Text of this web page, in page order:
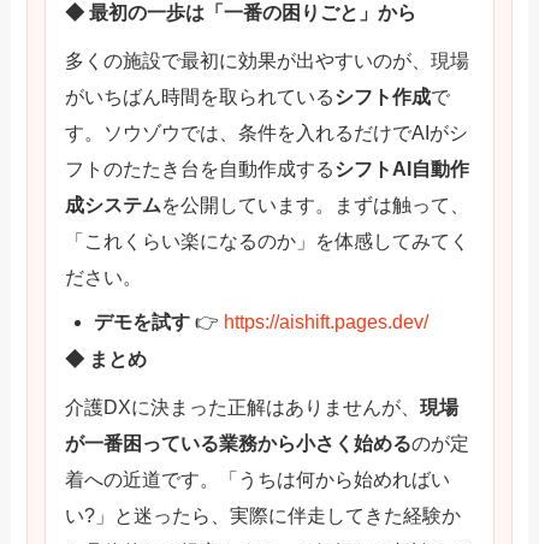
◆ 最初の一歩は「一番の困りごと」から
多くの施設で最初に効果が出やすいのが、現場
がいちばん時間を取られているシフト作成で
す。ソウゾウでは、条件を入れるだけでAIがシ
フトのたたき台を自動作成するシフトAI自動作
成システムを公開しています。まずは触って、
「これくらい楽になるのか」を体感してみてく
ださい。
デモを試す 👉 https://aishift.pages.dev/
◆ まとめ
介護DXに決まった正解はありませんが、現場
が一番困っている業務から小さく始めるのが定
着への近道です。「うちは何から始めればい
い?」と迷ったら、実際に伴走してきた経験か